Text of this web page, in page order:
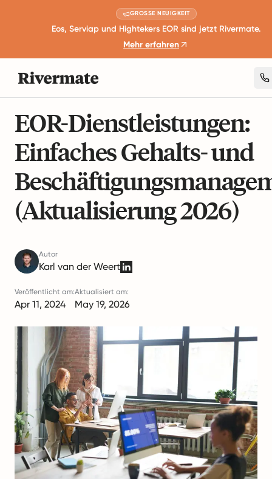
GROSSE NEUIGKEIT
Eos, Serviap und Hightekers EOR sind jetzt Rivermate.
Mehr erfahren
EOR-Dienstleistungen:
Einfaches Gehalts- und
(Aktualisierung 2026)
Autor
Karl van der Weert
Veröffentlicht am:
Apr 11, 2024
Aktualisiert am:
May 19, 2026